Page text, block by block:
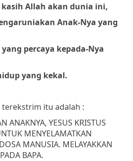
Allah akan dunia ini,
Anak-Nya yang
percaya kepada-Nya
yang kekal.
terekstrim itu adalah :
ANAKNYA, YESUS KRISTUS
MENYELAMATKAN
MANUSIA. MELAYAKKAN
BAPA.